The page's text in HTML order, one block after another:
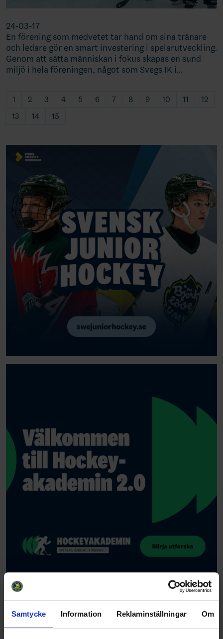
Samtycke Information Reklaminställningar Om
24-03-17
En förening som medvetet tar hand om sina tränare
och ledare gör en smart investering i spelarutveckling.
Genom att sätta människan i fokus skapas en sund
miljö i hela föreningen, något som Svegs IK i…
1 2 3 4 5 6 7 8 9 10 11
12
13
14 15